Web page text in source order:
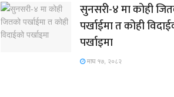
सुनसरी-४ मा कोही
पर्खाईमा त कोही
पर्खाइमा
माघ १७, २०८२